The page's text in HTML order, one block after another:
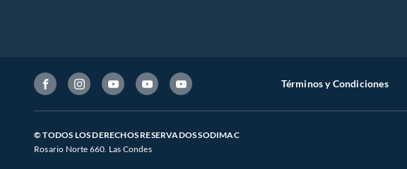
Términos y Condiciones
© TODOS LOS DERECHOS RESERVADOS SODIMAC
Rosario Norte 660. Las Condes